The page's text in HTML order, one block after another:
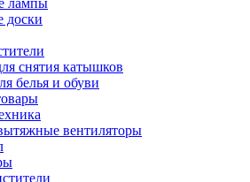
Кронштейны для проекторов
Проекторы
Экраны
Магнитно-маркерные доски
Радиобудильники
Радиоприемники
Саундбары
Системы и компоненты hi-fi
Компоненты hi-fi
доски
снятия катышков
белья и обуви
вентиляторы